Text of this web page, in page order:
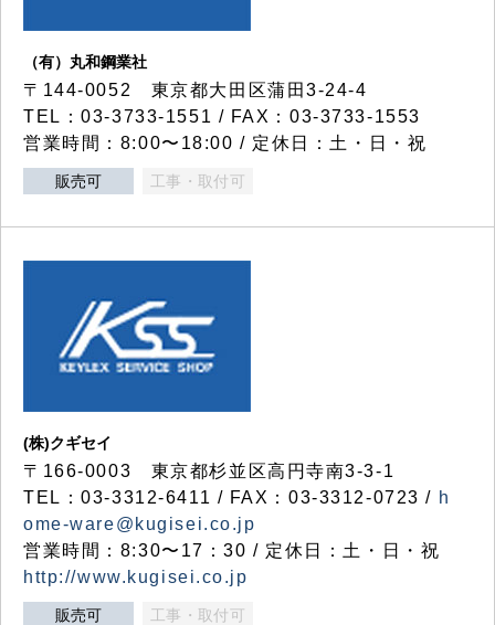
（有）丸和鋼業社
〒144-0052 東京都大田区蒲田3-24-4
TEL：03-3733-1551 / FAX：03-3733-1553
営業時間：8:00〜18:00 / 定休日：土・日・祝
販売可 工事・取付可
(株)クギセイ
〒166-0003 東京都杉並区高円寺南3-3-1
TEL：03-3312-6411 / FAX：03-3312-0723 / h
ome-ware@kugisei.co.jp
営業時間：8:30〜17：30 / 定休日：土・日・祝
http://www.kugisei.co.jp
販売可 工事・取付可